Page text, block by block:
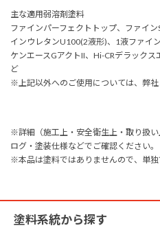
主な適用弱溶剤塗料
ファインパーフェクトトップ、ファイ
インウレタンU100(2液形)、1液ファイ
ケンエースGアクトII、Hi-CRデラック
ど
※上記以外へのご使用については、弊社
※詳細（施工上・安全衛生上・取り扱
ログ・塗装仕様などでご確認ください。
※本品は塗料ではありませんので、単独
塗料系統から探す